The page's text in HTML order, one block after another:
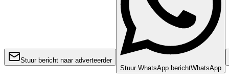
Stuur bericht naar adverteerder
Stuur WhatsApp berichtWhatsApp